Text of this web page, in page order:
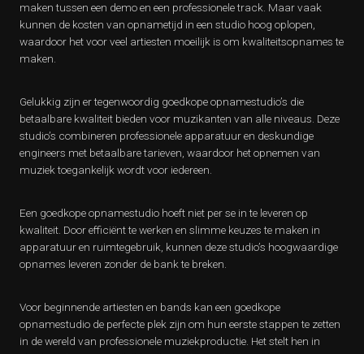
maken tussen een demo en een professionele track. Maar vaak
kunnen de kosten van opnametijd in een studio hoog oplopen,
waardoor het voor veel artiesten moeilijk is om kwaliteitsopnames te
maken.
Gelukkig zijn er tegenwoordig goedkope opnamestudio’s die
betaalbare kwaliteit bieden voor muzikanten van alle niveaus. Deze
studio’s combineren professionele apparatuur en deskundige
engineers met betaalbare tarieven, waardoor het opnemen van
muziek toegankelijk wordt voor iedereen.
Een goedkope opnamestudio hoeft niet per se in te leveren op
kwaliteit. Door efficiënt te werken en slimme keuzes te maken in
apparatuur en ruimtegebruik, kunnen deze studio’s hoogwaardige
opnames leveren zonder de bank te breken.
Voor beginnende artiesten en bands kan een goedkope
opnamestudio de perfecte plek zijn om hun eerste stappen te zetten
in de wereld van professionele muziekproductie. Het stelt hen in